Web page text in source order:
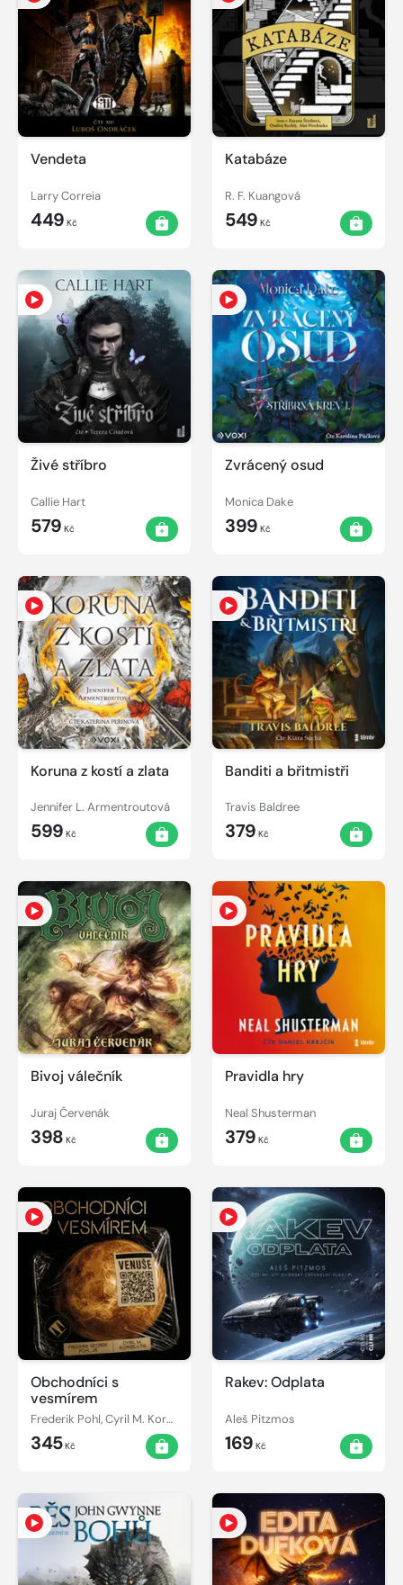
Vendeta
Larry Correia
449 Kč
Katabáze
R. F. Kuangová
549 Kč
Živé stříbro
Callie Hart
579 Kč
Zvrácený osud
Monica Dake
399 Kč
Koruna z kostí a zlata
Jennifer L. Armentroutová
599 Kč
Banditi a břitmistři
Travis Baldree
379 Kč
Bivoj válečník
Juraj Červenák
398 Kč
Pravidla hry
Neal Shusterman
379 Kč
Obchodníci s
vesmírem
Frederik Pohl, Cyril M. Kornbluth
345Kč
Rakev: Odplata
Aleš Pitzmos
169 Kč